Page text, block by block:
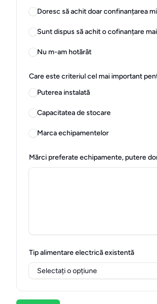
Doresc să achit doar confinanțarea
Sunt dispus să achit o cofinanțare
Nu m-am hotărât
Care este criteriul cel mai important
Puterea instalată
Capacitatea de stocare
Marca echipamentelor
Mărci preferate echipamente, putere
Tip alimentare electrică existentă